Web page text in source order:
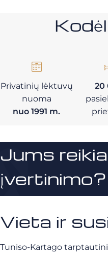
Privatinių lėktuvų
nuoma
nuo 1991 m.
20
Jums
įvertinimo?
Vieta ir
Tuniso-Kartago